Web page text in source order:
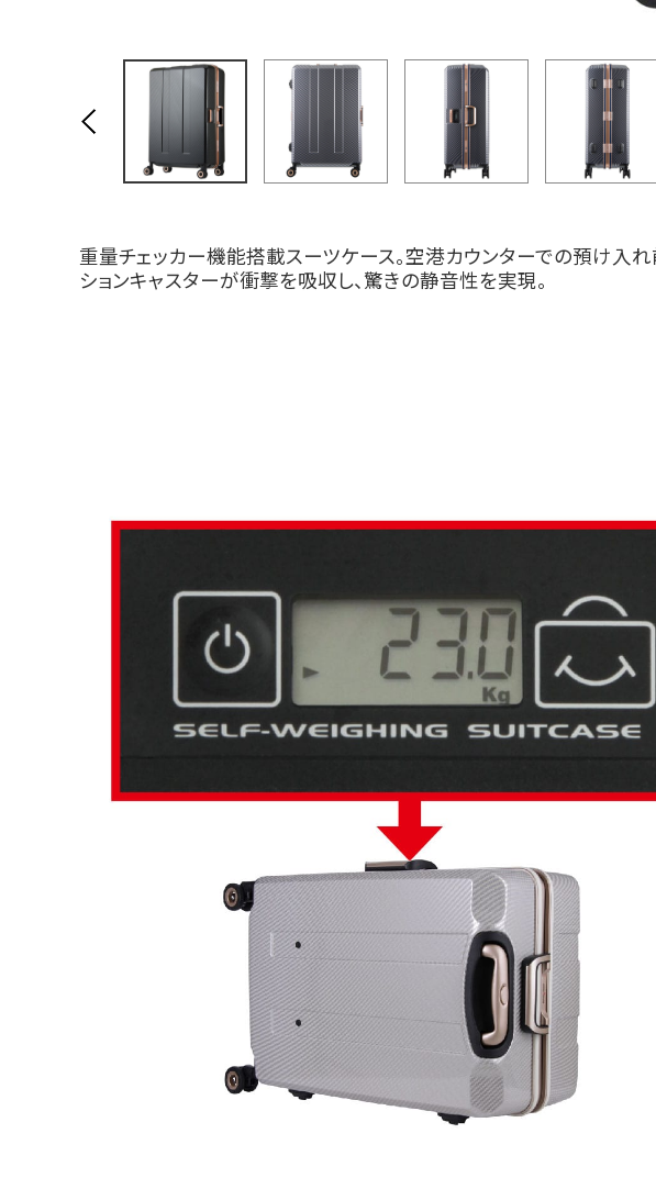
重量チェッカー機能搭載スーツケース。空港カウンターでの預け入
ションキャスターが衝撃を吸収し、驚きの静音性を実現。